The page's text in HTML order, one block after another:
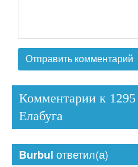
Комментарии к
Елабуга
Burbul ответил(а)